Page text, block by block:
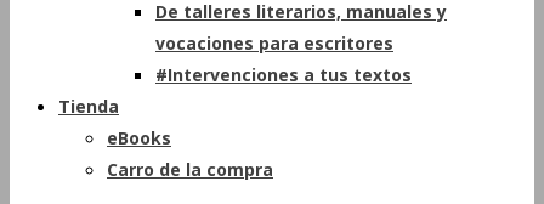
De talleres literarios, manuales y
vocaciones para escritores
#Intervenciones a tus textos
Tienda
eBooks
Carro de la compra